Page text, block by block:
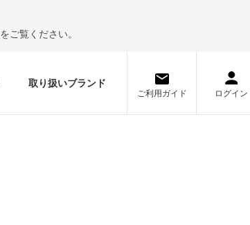
をご覧ください。
取り扱いブランド
ご利用ガイド ログイン